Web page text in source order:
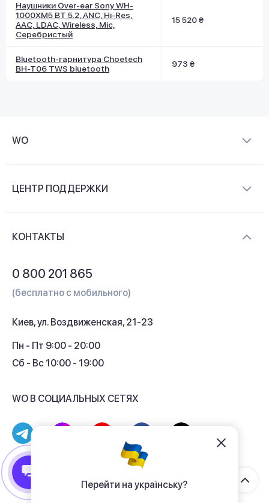
Перейти на українську?
Наушники Over-ear Sony WH-
1000XM5 BT 5.2, ANC, Hi-Res,
AAC, LDAC, Wireless, Mic,
Серебристый
15 520 ₴
Bluetooth-гарнитура Choetech
BH-T06 TWS bluetooth
973 ₴
WO
Контакты
ЦЕНТР ПОДДЕРЖКИ
Кэшбек
КОНТАКТЫ
0 800 201 865
(бесплатно с мобильного)
Киев, ул. Воздвиженская, 21-23
Пн - Пт 9:00 - 20:00
Сб - Вс 10:00 - 19:00
WO В СОЦИАЛЬНЫХ СЕТЯХ
Договор публичной оферты
Политика конфиденциальности